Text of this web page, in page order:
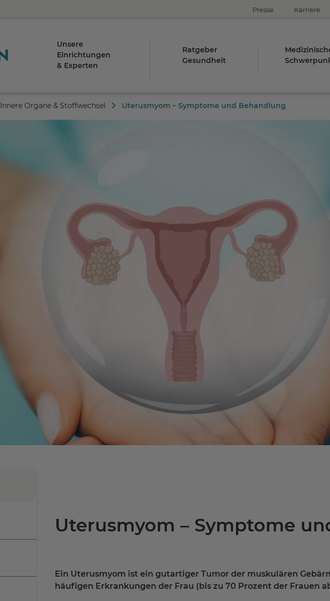
Presse Karriere
Unsere
Einrichtungen
& Experten
Ratgeber
Gesundheit
Innere Organe & Stoffwechsel Uterusmyom – Symptome und Behandlung
Uterusmyom – Symptome
Ein Uterusmyom ist ein gutartiger Tumor der muskulären
häufigen Erkrankungen der Frau (bis zu 70 Prozent der Frauen